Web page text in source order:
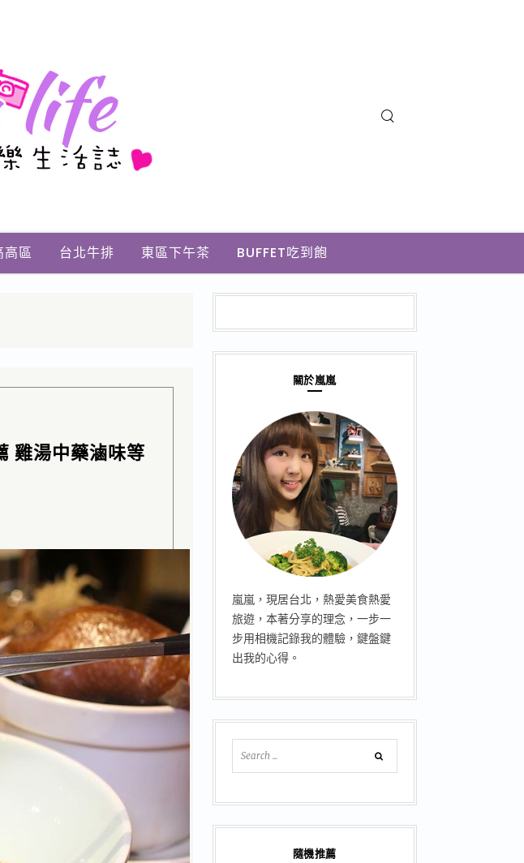
高區 台北牛排 東區下午茶 BUFFET吃到飽
雞湯中藥滷味等
關於嵐嵐
嵐嵐，現居台北，熱愛美食熱愛
旅遊，本著分享的理念，一步一
步用相機記錄我的體驗，鍵盤鍵
出我的心得。
隨機推薦